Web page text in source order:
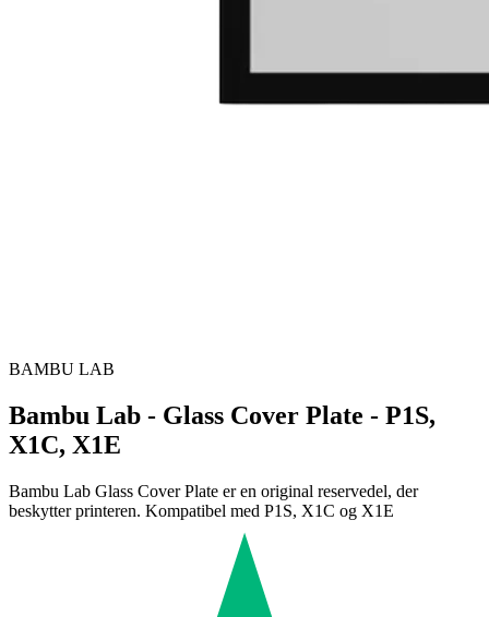
BAMBU LAB
Bambu Lab - Glass Cover Plate - P1S,
X1C, X1E
Bambu Lab Glass Cover Plate er en original reservedel, der
beskytter printeren. Kompatibel med P1S, X1C og X1E